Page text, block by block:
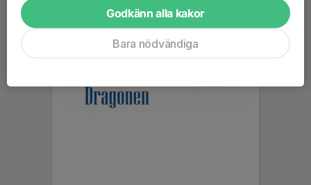
Godkänn alla kakor
Bara nödvändiga